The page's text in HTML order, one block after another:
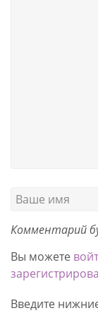
Комментарий
Вы можете
Введите